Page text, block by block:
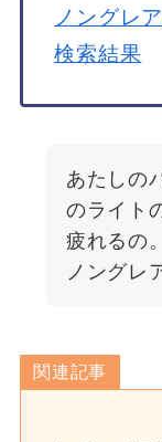
ノングレ
検索結果
あたしの
のライト
疲れるの。
ノングレ
関連記事